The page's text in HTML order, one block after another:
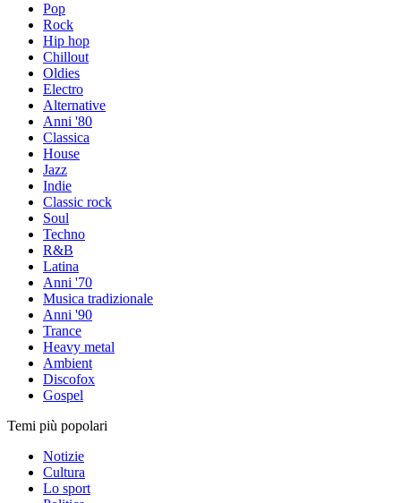
Pop
Rock
Hip hop
Chillout
Oldies
Electro
Alternative
Anni '80
Classica
House
Jazz
Indie
Classic rock
Soul
Techno
R&B
Latina
Anni '70
Musica tradizionale
Anni '90
Trance
Heavy metal
Ambient
Discofox
Gospel
Temi più popolari
Notizie
Cultura
Lo sport